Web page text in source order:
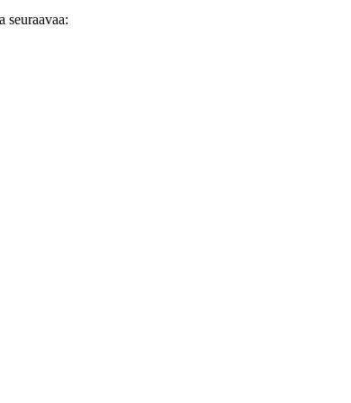
seuraavaa: